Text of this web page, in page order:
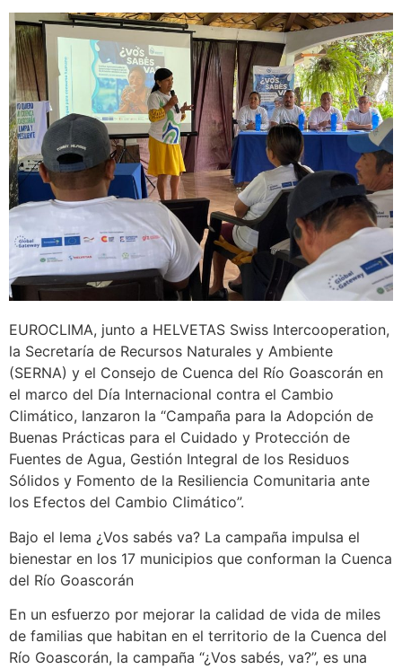
EUROCLIMA, junto a HELVETAS Swiss Intercooperation,
la Secretaría de Recursos Naturales y Ambiente
(SERNA) y el Consejo de Cuenca del Río Goascorán en
el marco del Día Internacional contra el Cambio
Climático, lanzaron la “Campaña para la Adopción de
Buenas Prácticas para el Cuidado y Protección de
Fuentes de Agua, Gestión Integral de los Residuos
Sólidos y Fomento de la Resiliencia Comunitaria ante
los Efectos del Cambio Climático”.
Bajo el lema ¿Vos sabés va? La campaña impulsa el
bienestar en los 17 municipios que conforman la Cuenca
del Río Goascorán
En un esfuerzo por mejorar la calidad de vida de miles
de familias que habitan en el territorio de la Cuenca del
Río Goascorán, la campaña “¿Vos sabés, va?”, es una